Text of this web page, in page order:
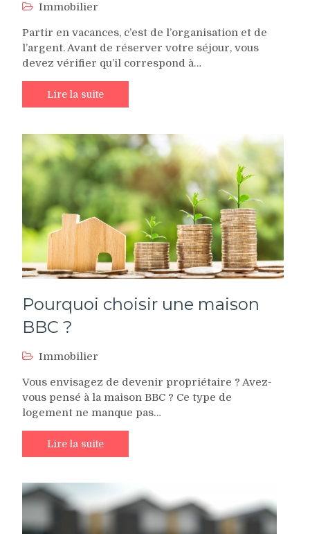
Immobilier
Partir en vacances, c’est de l’organisation et de
l’argent. Avant de réserver votre séjour, vous
devez vérifier qu’il correspond à…
Lire la suite
Pourquoi choisir une maison
BBC ?
Immobilier
Vous envisagez de devenir propriétaire ? Avez-
vous pensé à la maison BBC ? Ce type de
logement ne manque pas…
Lire la suite